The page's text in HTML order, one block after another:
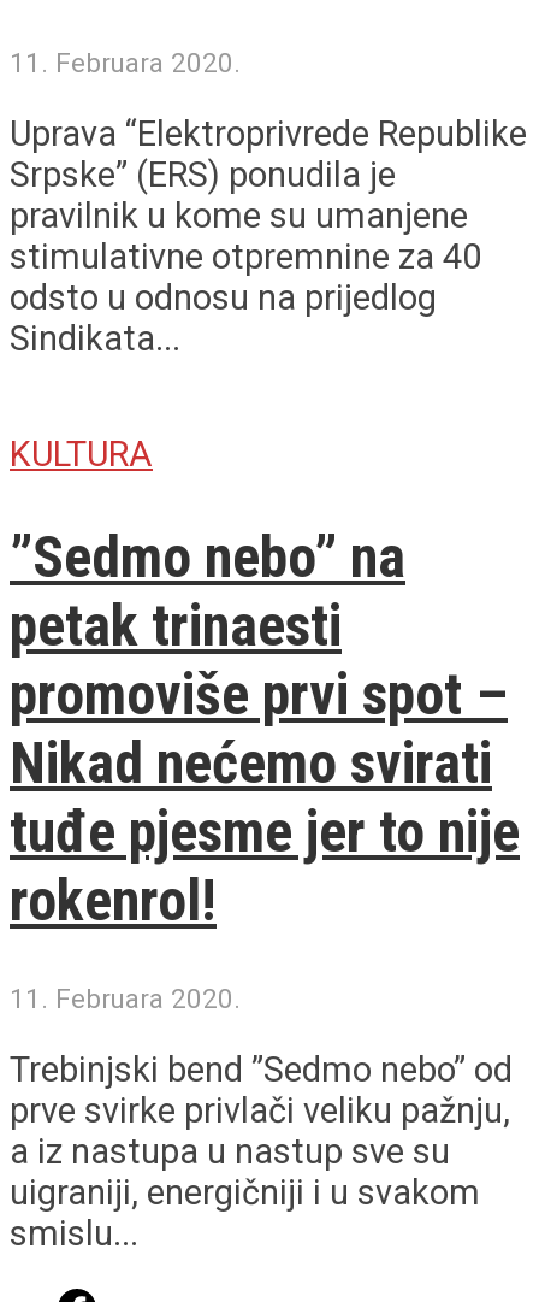
11. Februara 2020.
Uprava “Elektroprivrede Republike
Srpske” (ERS) ponudila je
pravilnik u kome su umanjene
stimulativne otpremnine za 40
odsto u odnosu na prijedlog
Sindikata...
KULTURA
”Sedmo nebo” na
petak trinaesti
promoviše prvi spot –
Nikad nećemo svirati
tuđe pjesme jer to nije
rokenrol!
11. Februara 2020.
Trebinjski bend ”Sedmo nebo” od
prve svirke privlači veliku pažnju,
a iz nastupa u nastup sve su
uigraniji, energičniji i u svakom
smislu...